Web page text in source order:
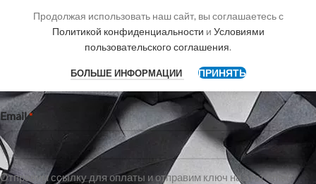
Продолжая использовать наш сайт, вы соглашаетесь с
Политикой конфиденциальности и Условиями
пользовательского соглашения.
БОЛЬШЕ ИНФОРМАЦИИ ПРИНЯТЬ
Email *
Отправим ссылку для оплаты и отправим ключ на этот email